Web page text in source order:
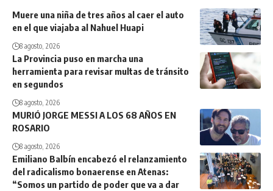
Muere una niña de tres años al caer el auto
en el que viajaba al Nahuel Huapi
8 agosto, 2026
La Provincia puso en marcha una
herramienta para revisar multas de tránsito
en segundos
8 agosto, 2026
MURIÓ JORGE MESSI A LOS 68 AÑOS EN
ROSARIO
8 agosto, 2026
Emiliano Balbín encabezó el relanzamiento
del radicalismo bonaerense en Atenas:
“Somos un partido de poder que va a dar